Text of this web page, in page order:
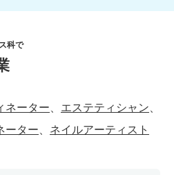
科で
ネーター エステティシャン
ーター
ネイルアーティスト